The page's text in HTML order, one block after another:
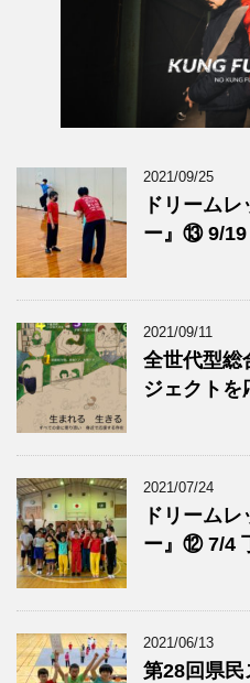
2021/09/25
ドリーム
ー』⑬ 9/19
2021/09/11
全世代型総
ジェクトを
2021/07/24
ドリーム
ー』⑫ 7/4
2021/06/13
第28回県